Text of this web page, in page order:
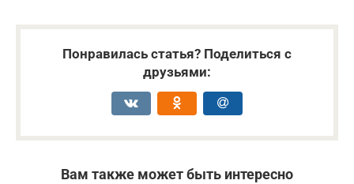
Понравилась статья? Поделиться с
друзьями:
Вам также может быть интересно